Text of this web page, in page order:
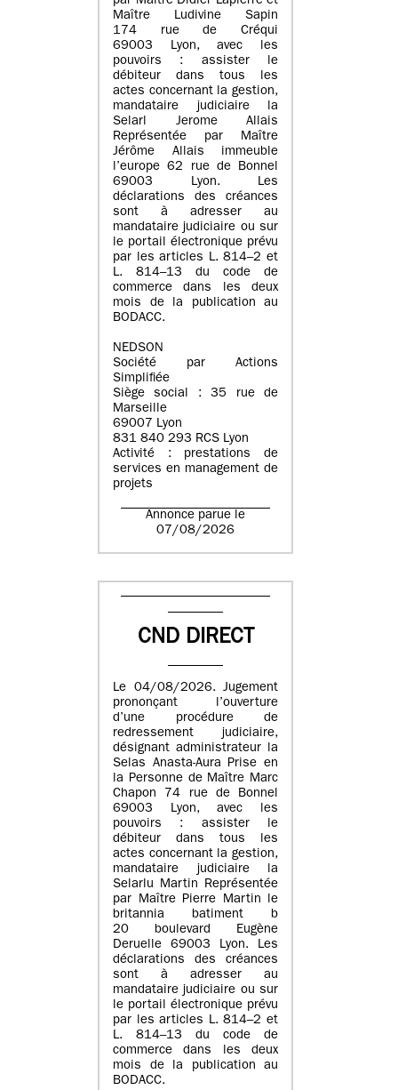
Maître Ludivine Sapin
174 rue de Créqui
69003 Lyon, avec les
pouvoirs : assister le
débiteur dans tous les
actes concernant la gestion,
mandataire judiciaire la
Selarl Jerome Allais
Représentée par Maître
Jérôme Allais immeuble
l’europe 62 rue de Bonnel
69003 Lyon. Les
déclarations des créances
sont à adresser au
mandataire judiciaire ou sur
le portail électronique prévu
par les articles L. 814–2 et
L. 814–13 du code de
commerce dans les deux
mois de la publication au
BODACC.
NEDSON
Société par Actions
Simplifiée
Siège social : 35 rue de
Marseille
69007 Lyon
831 840 293 RCS Lyon
Activité : prestations de
services en management de
projets
Annonce parue le
07/08/2026
CND DIRECT
Le 04/08/2026. Jugement
prononçant l’ouverture
d’une procédure de
redressement judiciaire,
désignant administrateur la
Selas Anasta-Aura Prise en
la Personne de Maître Marc
Chapon 74 rue de Bonnel
69003 Lyon, avec les
pouvoirs : assister le
débiteur dans tous les
actes concernant la gestion,
mandataire judiciaire la
Selarlu Martin Représentée
par Maître Pierre Martin le
britannia batiment b
20 boulevard Eugène
Deruelle 69003 Lyon. Les
déclarations des créances
sont à adresser au
mandataire judiciaire ou sur
le portail électronique prévu
par les articles L. 814–2 et
L. 814–13 du code de
commerce dans les deux
mois de la publication au
BODACC.